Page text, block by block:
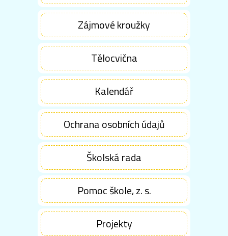
Zájmové kroužky
Tělocvična
Kalendář
Ochrana osobních údajů
Školská rada
Pomoc škole, z. s.
Projekty